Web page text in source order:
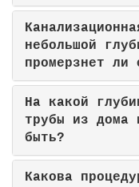
небольшой
промерзнет ли
На какой
трубы из дома
быть?
Какова